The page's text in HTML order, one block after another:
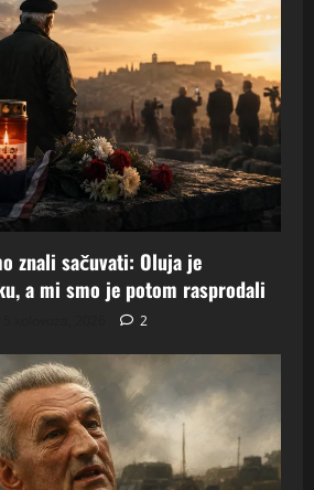
znali sačuvati: Oluja je
a mi smo je potom rasprodali
2